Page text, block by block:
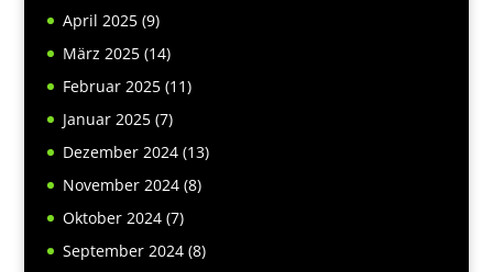
April 2025(9)
März 2025(14)
Februar 2025(11)
Januar 2025(7)
Dezember 2024(13)
November 2024(8)
Oktober 2024(7)
September 2024(8)